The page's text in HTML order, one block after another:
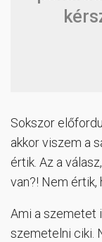
Sokszor
akkor viszem a
értik. Az a
van?! Nem értik,
Ami a szemetet
szemetelni ciki.